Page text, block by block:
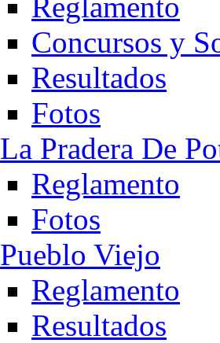
Concursos y
Resultados
Fotos
La Pradera De
Reglamento
Fotos
Pueblo Viejo
Reglamento
Resultados